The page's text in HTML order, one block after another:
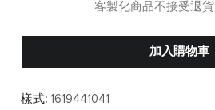
客製化商品不接受退貨
加入購物車
樣式: 1619441041